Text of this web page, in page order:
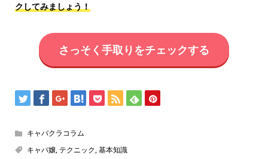
クしてみましょう！
さっそく手取りをチェックする
キャバクラコラム
キャバ嬢,テクニック,基本知識